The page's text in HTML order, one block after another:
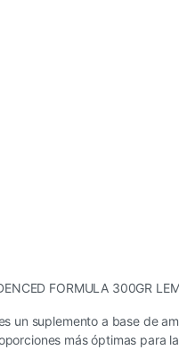
FORMULA 300GR
un suplemento a base de
más óptimas para